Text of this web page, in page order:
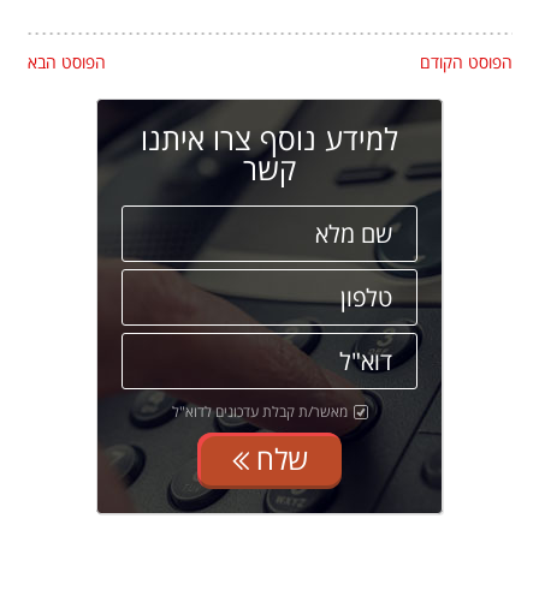
הפוסט הקודם הפוסט הבא
למידע נוסף צרו איתנו
קשר
מאשר/ת קבלת עדכונים לדוא"ל
שלח